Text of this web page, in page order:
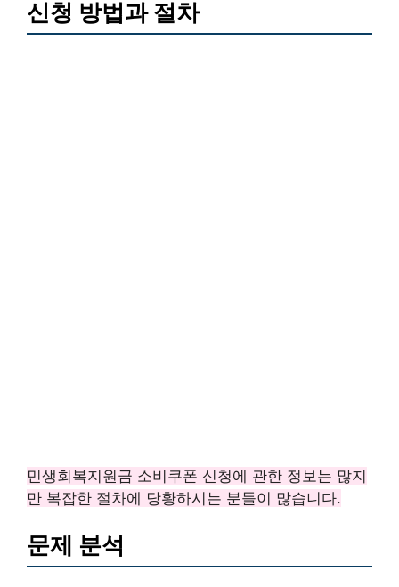
신청 방법과 절차
민생회복지원금 소비쿠폰 신청에 관한 정보는 많지
만 복잡한 절차에 당황하시는 분들이 많습니다.
문제 분석